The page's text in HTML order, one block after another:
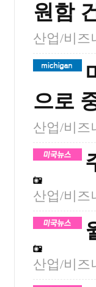
원함
산업/비즈
으로
산업/비즈
산업/비즈
산업/비즈